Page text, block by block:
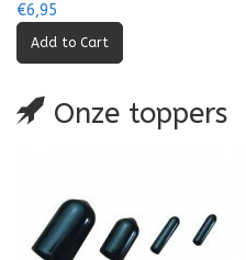
€6,95
Onze toppers